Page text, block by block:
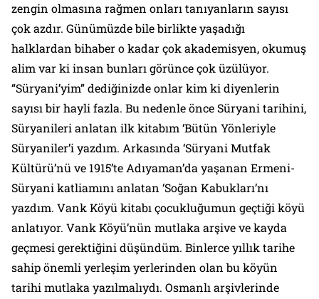
zengin olmasına rağmen onları tanıyanların sayısı
çok azdır. Günümüzde bile birlikte yaşadığı
halklardan bihaber o kadar çok akademisyen, okumuş
alim var ki insan bunları görünce çok üzülüyor.
“Süryani’yim” dediğinizde onlar kim ki diyenlerin
sayısı bir hayli fazla. Bu nedenle önce Süryani tarihini,
Süryanileri anlatan ilk kitabım ‘Bütün Yönleriyle
Süryaniler’i yazdım. Arkasında ‘Süryani Mutfak
Kültürü’nü ve 1915’te Adıyaman’da yaşanan Ermeni-
Süryani katliamını anlatan ‘Soğan Kabukları’nı
yazdım. Vank Köyü kitabı çocukluğumun geçtiği köyü
anlatıyor. Vank Köyü’nün mutlaka arşive ve kayda
geçmesi gerektiğini düşündüm. Binlerce yıllık tarihe
sahip önemli yerleşim yerlerinden olan bu köyün
tarihi mutlaka yazılmalıydı. Osmanlı arşivlerinde